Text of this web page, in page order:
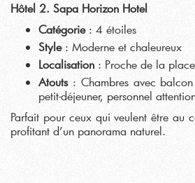
Hôtel 2. Sapa Horizon Hotel
Catégorie: 4 étoiles
Style: Moderne et chaleureux
Localisation : Proche de la
Atouts: Chambres avec
petit-déjeuner, personnel
Parfait pour ceux qui veulent être
profitant d’un panorama naturel.